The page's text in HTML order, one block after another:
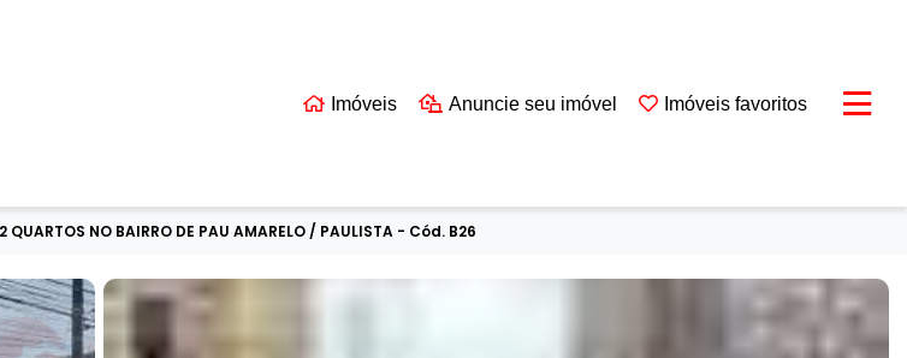
Imóveis Anuncie seu imóvel Imóveis favoritos
QUARTOS NO BAIRRO DE PAU AMARELO / PAULISTA - Cód. B26